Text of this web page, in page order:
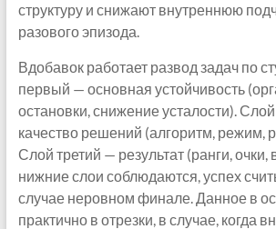
структуру и снижают внутреннюю
разового эпизода.
Вдобавок работает развод задач по
первый — основная устойчивость
остановки, снижение усталости).
качество решений (алгоритм, режим,
Слой третий — результат (ранги,
нижние слои соблюдаются, успех
случае неровном финале. Данное в
практично в отрезки, в случае, когда